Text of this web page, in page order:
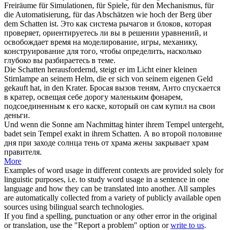
Freiräume für Simulationen, für Spiele, für den Mechanismus, für
die Automatisierung, für das Abschätzen wie hoch der Berg über
dem Schatten ist. Это как система рычагов и блоков, которая
проверяет, ориентируетесь ли вы в решении уравнений, и
освобождает время на моделирование, игры, механику,
конструирование для того, чтобы определить, насколько
глубоко вы разбираетесь в теме.
Die Schatten herausfordernd, steigt er im Licht einer kleinen
Stirnlampe an seinem Helm, die ersich von seinem eigenen Geld
gekauft hat, in den Krater. Бросая вызов теням, Анто спускается
в кратер, освещая себе дорогу маленьким фонарем,
подсоединенным к его каске, который он сам купил на свои
деньги.
Und wenn die Sonne am Nachmittag hinter ihrem Tempel untergeht,
badet sein Tempel exakt in ihrem Schatten. А во второй половине
дня при заходе солнца тень от храма жены закрывает храм
правителя.
More
Examples of word usage in different contexts are provided solely for
linguistic purposes, i.e. to study word usage in a sentence in one
language and how they can be translated into another. All samples
are automatically collected from a variety of publicly available open
sources using bilingual search technologies.
If you find a spelling, punctuation or any other error in the original
or translation, use the "Report a problem" option orwrite to us.